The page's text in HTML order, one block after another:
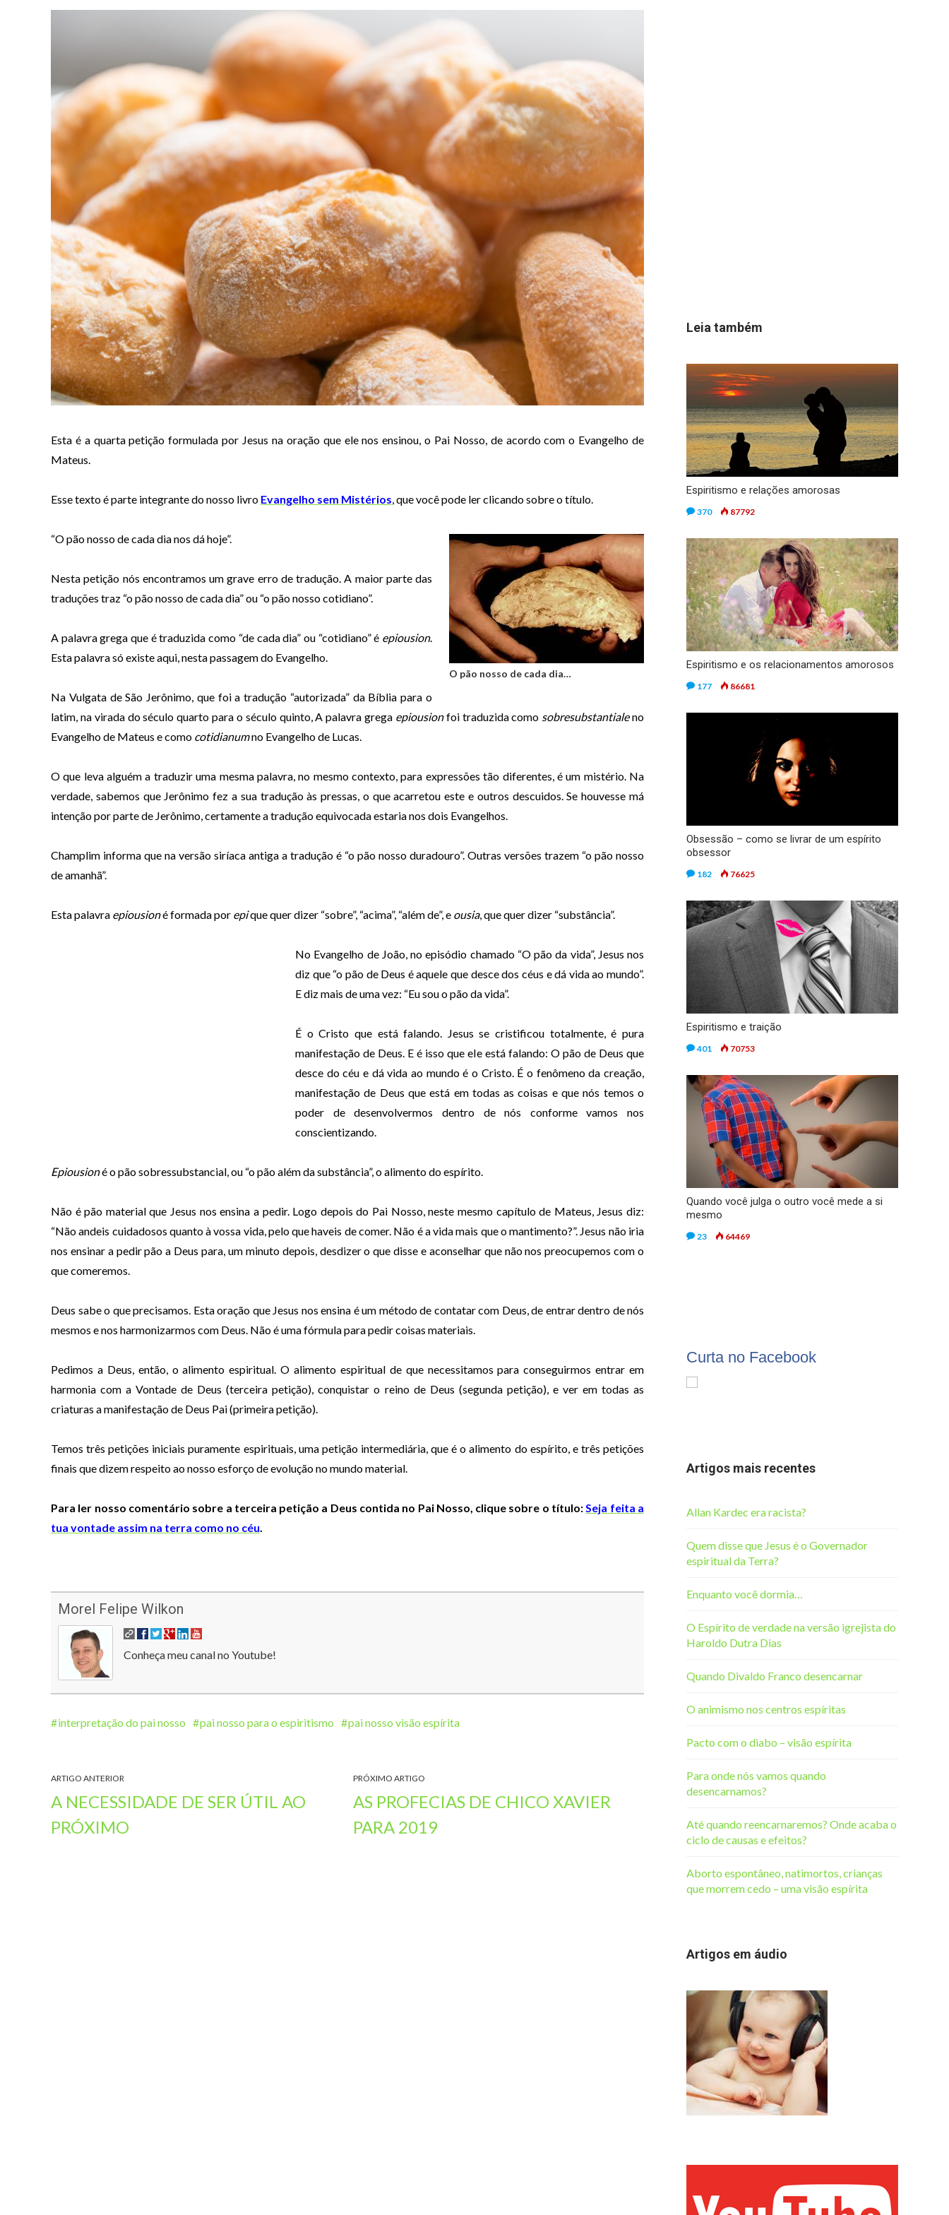
Esta é a quarta petição formulada por Jesus na oração que ele nos ensinou, o Pai Nosso, de acordo com o Evangelho de
Mateus.
Esse texto é parte integrante do nosso livro Evangelho sem Mistérios, que você pode ler clicando sobre o título.
O pão nosso de cada dia…
“O pão nosso de cada dia nos dá hoje”.
Nesta petição nós encontramos um grave erro de tradução. A maior parte das
traduções traz “o pão nosso de cada dia” ou “o pão nosso cotidiano”.
A palavra grega que é traduzida como “de cada dia” ou “cotidiano” é epiousion.
Esta palavra só existe aqui, nesta passagem do Evangelho.
Na Vulgata de São Jerônimo, que foi a tradução “autorizada” da Bíblia para o
latim, na virada do século quarto para o século quinto, A palavra grega epiousionfoi traduzida como sobresubstantialeno
Evangelho de Mateus e como cotidianumno Evangelho de Lucas.
O que leva alguém a traduzir uma mesma palavra, no mesmo contexto, para expressões tão diferentes, é um mistério. Na
verdade, sabemos que Jerônimo fez a sua tradução às pressas, o que acarretou este e outros descuidos. Se houvesse má
intenção por parte de Jerônimo, certamente a tradução equivocada estaria nos dois Evangelhos.
Champlim informa que na versão siríaca antiga a tradução é “o pão nosso duradouro”. Outras versões trazem “o pão nosso
de amanhã”.
Esta palavra epiousioné formada por epique quer dizer “sobre”, “acima”, “além de”, e ousia, que quer dizer “substância”.
No Evangelho de João, no episódio chamado “O pão da vida”, Jesus nos
diz que “o pão de Deus é aquele que desce dos céus e dá vida ao mundo”.
E diz mais de uma vez: “Eu sou o pão da vida”.
É o Cristo que está falando. Jesus se cristificou totalmente, é pura
manifestação de Deus. E é isso que ele está falando: O pão de Deus que
desce do céu e dá vida ao mundo é o Cristo. É o fenômeno da creação,
manifestação de Deus que está em todas as coisas e que nós temos o
poder de desenvolvermos dentro de nós conforme vamos nos
conscientizando.
Epiousioné o pão sobressubstancial, ou “o pão além da substância”, o alimento do espírito.
Não é pão material que Jesus nos ensina a pedir. Logo depois do Pai Nosso, neste mesmo capítulo de Mateus, Jesus diz:
“Não andeis cuidadosos quanto à vossa vida, pelo que haveis de comer. Não é a vida mais que o mantimento?”. Jesus não iria
nos ensinar a pedir pão a Deus para, um minuto depois, desdizer o que disse e aconselhar que não nos preocupemos com o
que comeremos.
Deus sabe o que precisamos. Esta oração que Jesus nos ensina é um método de contatar com Deus, de entrar dentro de nós
mesmos e nos harmonizarmos com Deus. Não é uma fórmula para pedir coisas materiais.
Pedimos a Deus, então, o alimento espiritual. O alimento espiritual de que necessitamos para conseguirmos entrar em
harmonia com a Vontade de Deus (terceira petição), conquistar o reino de Deus (segunda petição), e ver em todas as
criaturas a manifestação de Deus Pai (primeira petição).
Temos três petições iniciais puramente espirituais, uma petição intermediária, que é o alimento do espírito, e três petições
finais que dizem respeito ao nosso esforço de evolução no mundo material.
Para ler nosso comentário sobre a terceira petição a Deus contida no Pai Nosso, clique sobre o título:Seja feita a
tua vontade assim na terra como no céu.
Morel Felipe Wilkon
Conheça meu canal no Youtube!
interpretação do pai nosso pai nosso para o espiritismo pai nosso visão espírita
ARTIGO ANTERIOR
A NECESSIDADE DE SER ÚTIL AO
PRÓXIMO
PRÓXIMO ARTIGO
AS PROFECIAS DE CHICO XAVIER
PARA 2019
Leia também
Espiritismo e relações amorosas
370 87792
Espiritismo e os relacionamentos amorosos
177 86681
Obsessão – como se livrar de um espírito
obsessor
182 76625
Espiritismo e traição
401 70753
Quando você julga o outro você mede a si
mesmo
23 64469
Curta no Facebook
Artigos mais recentes
Allan Kardec era racista?
Quem disse que Jesus é o Governador
espiritual da Terra?
Enquanto você dormia…
O Espírito de verdade na versão igrejista do
Haroldo Dutra Dias
Quando Divaldo Franco desencarnar
O animismo nos centros espíritas
Pacto com o diabo – visão espírita
Para onde nós vamos quando
desencarnamos?
Até quando reencarnaremos? Onde acaba o
ciclo de causas e efeitos?
Aborto espontâneo, natimortos, crianças
que morrem cedo – uma visão espírita
Artigos em áudio